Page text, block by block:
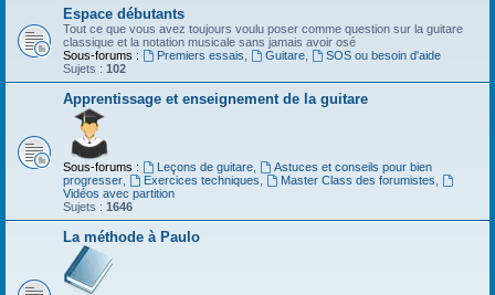
Espace débutants
Tout ce que vous avez toujours voulu poser comme question sur la guitare
classique et la notation musicale sans jamais avoir osé
Sous-forums :
Premiers essais Guitare,
SOS ou besoin d'aide
Sujets : 102
Apprentissage et enseignement de la guitare
Sous-forums : Leçons de guitare,
Astuces et conseils pour bien
progresser
Exercices techniques Master Class des forumistes
Vidéos avec partition
Sujets : 1646
La méthode à Paulo